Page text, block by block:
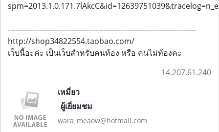
-----------------------------------------------------------------------------
http://shop34822554.taobao.com/
เว็บนี้อะค่ะ เป็นเว็บสำหรับคนท้อง หรือ คนไม่ท้องคะ
14.207.61.240
เหมี่ยว
ผู้เยี่ยมชม
wara_meaow@hotmail.com